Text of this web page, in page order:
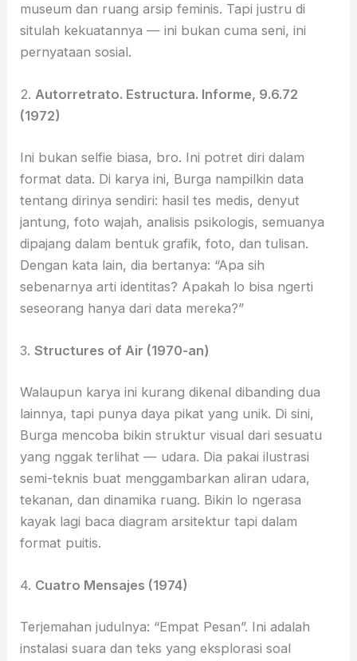
museum dan ruang arsip feminis. Tapi justru di
situlah kekuatannya — ini bukan cuma seni, ini
pernyataan sosial.
2.Autorretrato. Estructura. Informe, 9.6.72
(1972)
Ini bukan selfie biasa, bro. Ini potret diri dalam
format data. Di karya ini, Burga nampilkin data
tentang dirinya sendiri: hasil tes medis, denyut
jantung, foto wajah, analisis psikologis, semuanya
dipajang dalam bentuk grafik, foto, dan tulisan.
Dengan kata lain, dia bertanya: “Apa sih
sebenarnya arti identitas? Apakah lo bisa ngerti
seseorang hanya dari data mereka?”
3.Structures of Air (1970-an)
Walaupun karya ini kurang dikenal dibanding dua
lainnya, tapi punya daya pikat yang unik. Di sini,
Burga mencoba bikin struktur visual dari sesuatu
yang nggak terlihat — udara. Dia pakai ilustrasi
semi-teknis buat menggambarkan aliran udara,
tekanan, dan dinamika ruang. Bikin lo ngerasa
kayak lagi baca diagram arsitektur tapi dalam
format puitis.
4. Cuatro Mensajes (1974)
Terjemahan judulnya: “Empat Pesan”. Ini adalah
instalasi suara dan teks yang eksplorasi soal